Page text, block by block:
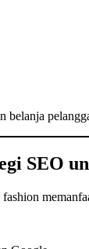
belanja
SEO